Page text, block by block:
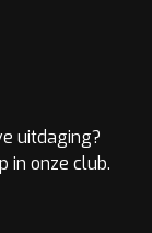
uitdaging?
in onze club.